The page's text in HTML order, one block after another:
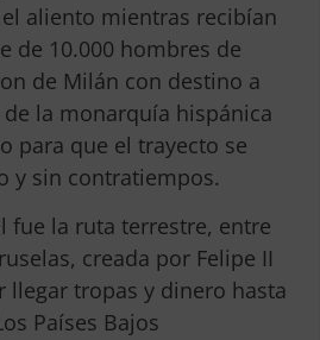
aliento mientras recibían
de 10.000 hombres de
de Milán con destino a
la monarquía hispánica
para que el trayecto se
y sin contratiempos.
fue la ruta terrestre, entre
creada por Felipe II
llegar tropas y dinero hasta
Países Bajos